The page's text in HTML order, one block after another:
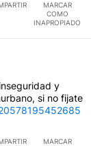
MARCAR
COMO
INAPROPIADO
y
si no fijate
MARCAR